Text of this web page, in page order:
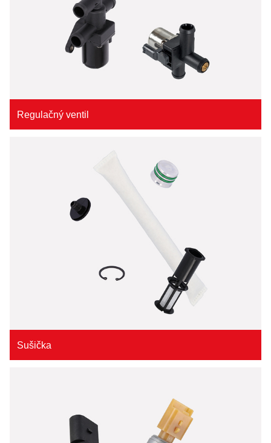
Regulačný ventil
Sušička